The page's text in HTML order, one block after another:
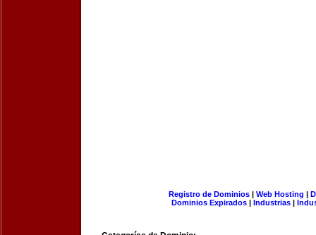
Registro de Dominios| Web Hosting |
Dominios Expirados | Industrias |